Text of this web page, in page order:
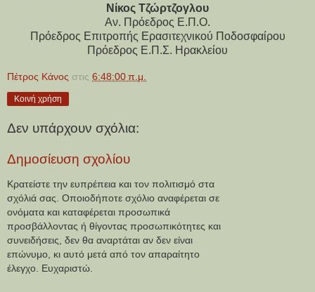
Νίκος Τζώρτζογλου
Αν. Πρόεδρος Ε.Π.Ο.
Πρόεδρος Επιτροπής Ερασιτεχνικού Ποδοσφαίρου
Πρόεδρος Ε.Π.Σ. Ηρακλείου
Πέτρος Κάνος στις 6:48:00 π.μ.
Κοινή χρήση
Δεν υπάρχουν σχόλια:
Δημοσίευση σχολίου
Κρατείστε την ευπρέπεια και τον πολιτισμό στα
σχόλιά σας. Οποιοδήποτε σχόλιο αναφέρεται σε
ονόματα και καταφέρεται προσωπικά
προσβάλλοντας ή θίγοντας προσωπικότητες και
συνειδήσεις, δεν θα αναρτάται αν δεν είναι
επώνυμο, κι αυτό μετά από τον απαραίτητο
έλεγχο. Ευχαριστώ.